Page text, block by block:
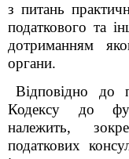
з питань
податкового та
дотриманням
органи.
Відповідно до
Кодексу до
належить,
податкових